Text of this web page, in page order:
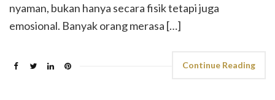
nyaman, bukan hanya secara fisik tetapi juga
emosional. Banyak orang merasa […]
Continue Reading